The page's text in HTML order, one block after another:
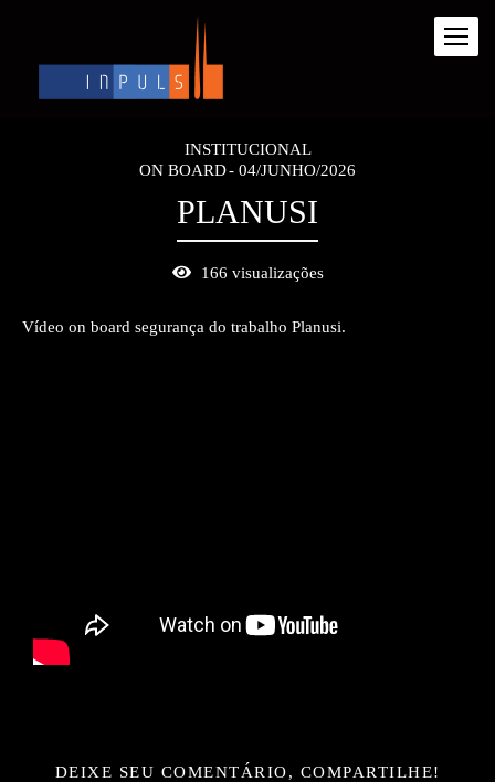
INSTITUCIONAL
ON BOARD
04/JUNHO/2026
PLANUSI
166 visualizações
Vídeo on board segurança do trabalho Planusi.
DEIXE SEU COMENTÁRIO, COMPARTILHE!